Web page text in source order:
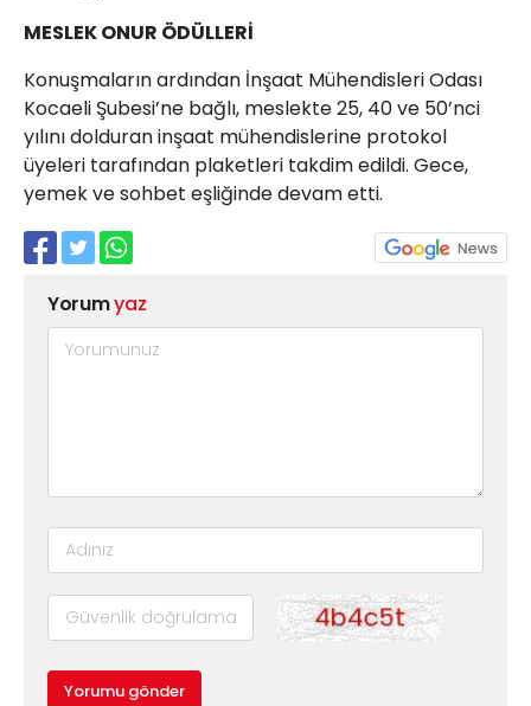
MESLEK ONUR ÖDÜLLERİ
Konuşmaların ardından İnşaat Mühendisleri Odası
Kocaeli Şubesi’ne bağlı, meslekte 25, 40 ve 50’nci
yılını dolduran inşaat mühendislerine protokol
üyeleri tarafından plaketleri takdim edildi. Gece,
yemek ve sohbet eşliğinde devam etti.
Yorumyaz
Yorumu gönder